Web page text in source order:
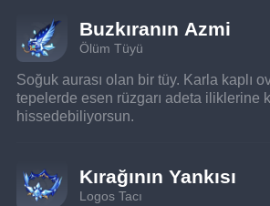
Buzkıranın Azmi
Ölüm Tüyü
Soğuk aurası olan bir tüy. Karla kaplı
tepelerde esen rüzgarı adeta iliklerine
hissedebiliyorsun.
Kırağının Yankısı
Logos Tacı